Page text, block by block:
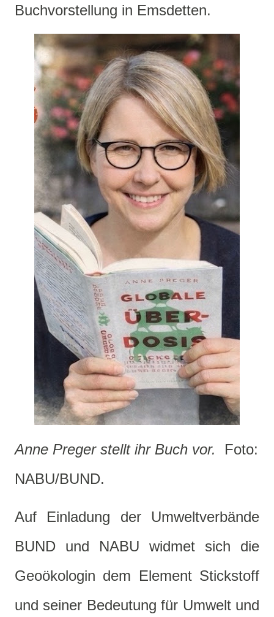
Buchvorstellung in Emsdetten.
Anne Preger stellt ihr Buch vor.
Foto:
NABU/BUND.
Auf Einladung der Umweltverbände
BUND und NABU widmet sich die
Geoökologin dem Element Stickstoff
und seiner Bedeutung für Umwelt und